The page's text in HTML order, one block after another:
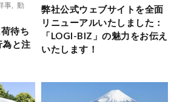
事
動
待ち
と注
弊社公式ウェブサイトを全面
リニューアルいたしました：
「LOGI-BIZ」の魅力をお伝え
いたします！